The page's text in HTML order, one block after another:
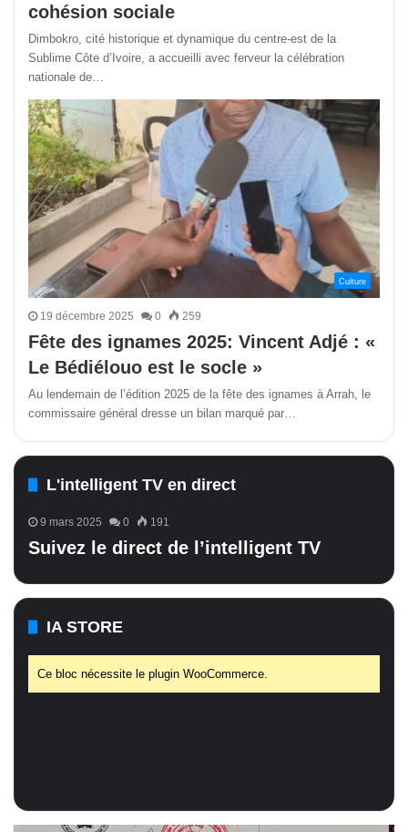
cohésion sociale
Dimbokro, cité historique et dynamique du centre-est de la
Sublime Côte d’Ivoire, a accueilli avec ferveur la célébration
nationale de…
Culture
19 décembre 2025 0 259
Fête des ignames 2025: Vincent Adjé : «
Le Bédiélouo est le socle »
Au lendemain de l’édition 2025 de la fête des ignames à Arrah, le
commissaire général dresse un bilan marqué par…
L'intelligent TV en direct
9 mars 2025 0 191
Suivez le direct de l’intelligent TV
IA STORE
Ce bloc nécessite le plugin WooCommerce.